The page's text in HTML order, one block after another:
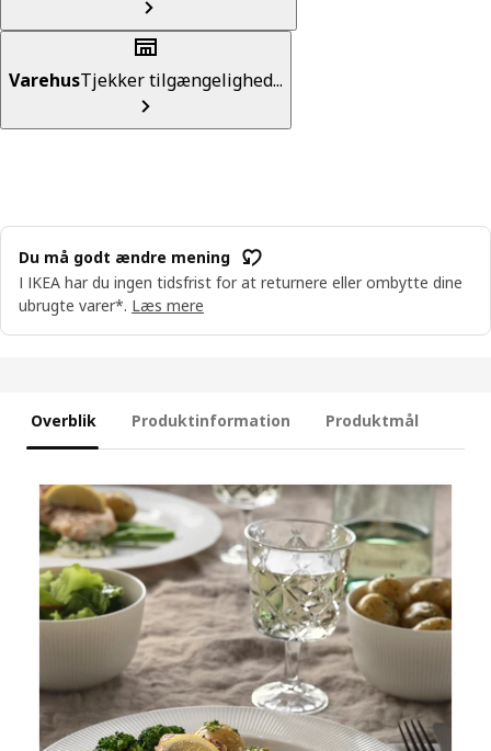
VarehusTjekker tilgængelighed...
Du må godt ændre mening
I IKEA har du ingen tidsfrist for at returnere eller ombytte dine
ubrugte varer*. Læs mere
Overblik Produktinformation Produktmål